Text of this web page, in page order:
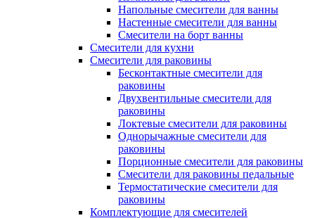
Напольные смесители для ванны
Настенные смесители для ванны
Смесители на борт ванны
Смесители для кухни
Смесители для раковины
Бесконтактные смесители для
раковины
Двухвентильные смесители для
раковины
Локтевые смесители для раковины
Однорычажные смесители для
раковины
Порционные смесители для раковины
Смесители для раковины педальные
Термостатические смесители для
раковины
Комплектующие для смесителей